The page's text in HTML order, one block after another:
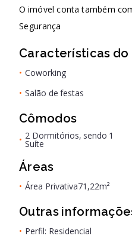
O imóvel conta também
Segurança
Características do
• Coworking
• Salão de festas
Cômodos
• 2 Dormitórios, sendo 1
Suíte
Áreas
• Área Privativa71,22m²
Outras
• Perfil: Residencial